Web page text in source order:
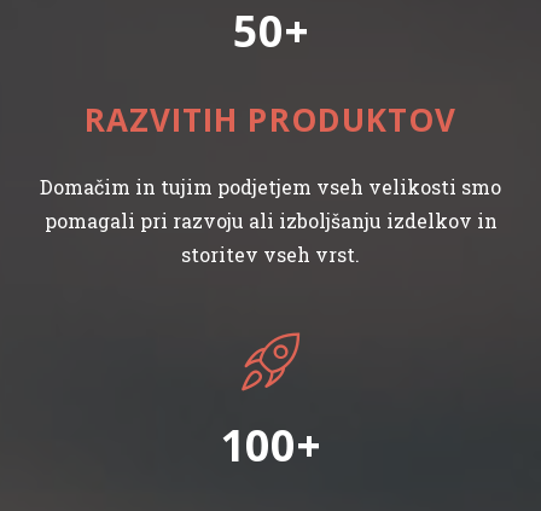
50
RAZVITIH PRODUKTOV
Domačim in tujim podjetjem vseh velikosti smo
pomagali pri razvoju ali izboljšanju izdelkov in
storitev vseh vrst.
100